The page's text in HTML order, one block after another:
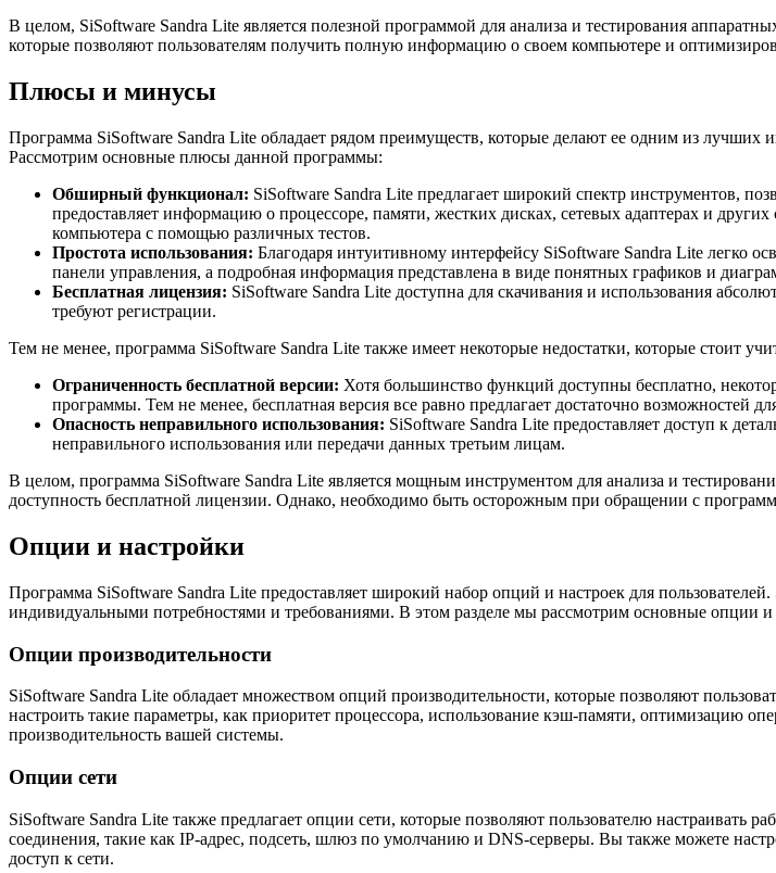
В целом, SiSoftware Sandra Lite является полезной программой для анализа и тестирования
которые позволяют пользователям получить полную информацию о своем компьютере и
Плюсы и минусы
Программа SiSoftware Sandra Lite обладает рядом преимуществ, которые делают ее одним из лучших
Рассмотрим основные плюсы данной программы:
Обширный функционал: SiSoftware Sandra Lite предлагает широкий спектр инструментов,
предоставляет информацию о процессоре, памяти, жестких дисках, сетевых адаптерах и
компьютера с помощью различных тестов.
Простота использования: Благодаря интуитивному интерфейсу SiSoftware Sandra Lite легко
панели управления, а подробная информация представлена в виде понятных графиков и
Бесплатная лицензия: SiSoftware Sandra Lite доступна для скачивания и использования
требуют регистрации.
Тем не менее, программа SiSoftware Sandra Lite также имеет некоторые недостатки, которые стоит
Ограниченность бесплатной версии: Хотя большинство функций доступны бесплатно,
программы. Тем не менее, бесплатная версия все равно предлагает достаточно возможностей
Опасность неправильного использования: SiSoftware Sandra Lite предоставляет доступ к
неправильного использования или передачи данных третьим лицам.
В целом, программа SiSoftware Sandra Lite является мощным инструментом для анализа и
доступность бесплатной лицензии. Однако, необходимо быть осторожным при обращении с
Опции и настройки
Программа SiSoftware Sandra Lite предоставляет широкий набор опций и настроек для
индивидуальными потребностями и требованиями. В этом разделе мы рассмотрим основные опции
Опции производительности
SiSoftware Sandra Lite обладает множеством опций производительности, которые позволяют
настроить такие параметры, как приоритет процессора, использование кэш-памяти, оптимизацию
производительность вашей системы.
Опции сети
SiSoftware Sandra Lite также предлагает опции сети, которые позволяют пользователю настраивать
соединения, такие как IP-адрес, подсеть, шлюз по умолчанию и DNS-серверы. Вы также можете
доступ к сети.